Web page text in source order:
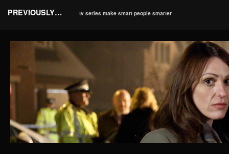
PREVIOUSLY… tv series make smart people smarter